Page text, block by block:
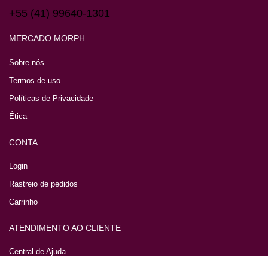
+55 (41) 99640-1301
MERCADO MORPH
Sobre nós
Termos de uso
Políticas de Privacidade
Ética
CONTA
Login
Rastreio de pedidos
Carrinho
ATENDIMENTO AO CLIENTE
Central de Ajuda